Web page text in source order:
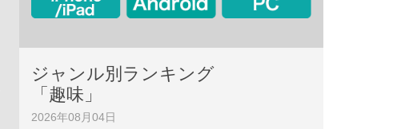
ジャンル別ランキング
「趣味」
2026年08月04日